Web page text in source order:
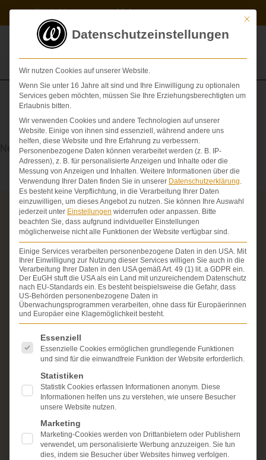
springen
Kontakt Videos
Nervus
Nerv
Über die Schmerzensgeld-Spezialisten
Seit über 25 Jahren vertreten wir als Fachanwälte
ausschließlich Geschädigte bei schweren
Personenschäden. Wir verfügen über ausgewiesene
Erfahrung im Arzthaftungsrecht, bei Unfallfolgen und
bei der Durchsetzung von Schmerzensgeld- und
Schadensersatzansprüchen.Ihr Recht steht für uns
im Mittelpunkt.
Mehr erfahren:
Unsere Kanzlei
Kostenlose Erstberatung
Mit
Datenschutzeinstellungen
Wir nutzen Cookies auf unserer Website.
Wenn Sie unter 16 Jahre alt sind und Ihre Einwilligung zu optionalen
Services geben möchten, müssen Sie Ihre Erziehungsberechtigten um
Erlaubnis bitten.
Wir verwenden Cookies und andere Technologien auf unserer
Website. Einige von ihnen sind essenziell, während andere uns
helfen, diese Website und Ihre Erfahrung zu verbessern.
Personenbezogene Daten können verarbeitet werden (z. B. IP-
Adressen), z. B. für personalisierte Anzeigen und Inhalte oder die
Messung von Anzeigen und Inhalten. Weitere Informationen über die
Verwendung Ihrer Daten finden Sie in unserer Datenschutzerklärung.
Es besteht keine Verpflichtung, in die Verarbeitung Ihrer Daten
einzuwilligen, um dieses Angebot zu nutzen. Sie können Ihre Auswahl
jederzeit unter Einstellungen widerrufen oder anpassen. Bitte
beachten Sie, dass aufgrund individueller Einstellungen
möglicherweise nicht alle Funktionen der Website verfügbar sind.
Einige Services verarbeiten personenbezogene Daten in den USA. Mit
Ihrer Einwilligung zur Nutzung dieser Services willigen Sie auch in die
Verarbeitung Ihrer Daten in den USA gemäß Art. 49 (1) lit. a GDPR ein.
Der EuGH stuft die USA als ein Land mit unzureichendem Datenschutz
nach EU-Standards ein. Es besteht beispielsweise die Gefahr, dass
US-Behörden personenbezogene Daten in
Überwachungsprogrammen verarbeiten, ohne dass für Europäerinnen
und Europäer eine Klagemöglichkeit besteht.
Es folgt eine Liste der Service-Gruppen, für die eine
Essenziell
Essenzielle Cookies ermöglichen grundlegende Funktionen
und sind für die einwandfreie Funktion der Website erforderlich.
Statistiken
Statistik Cookies erfassen Informationen anonym. Diese
Informationen helfen uns zu verstehen, wie unsere Besucher
unsere Website nutzen.
Marketing
Marketing-Cookies werden von Drittanbietern oder Publishern
verwendet, um personalisierte Werbung anzuzeigen. Sie tun
dies, indem sie Besucher über Websites hinweg verfolgen.